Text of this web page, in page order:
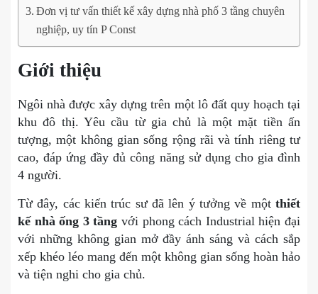
Đơn vị tư vấn thiết kế xây dựng nhà phố 3 tầng chuyên
nghiệp, uy tín P Const
Giới thiệu
Ngôi nhà được xây dựng trên một lô đất quy hoạch tại
khu đô thị. Yêu cầu từ gia chủ là một mặt tiền ấn
tượng, một không gian sống rộng rãi và tính riêng tư
cao, đáp ứng đầy đủ công năng sử dụng cho gia đình
4 người.
Từ đây, các kiến trúc sư đã lên ý tưởng về một thiết
kế nhà ống 3 tầng với phong cách Industrial hiện đại
với những không gian mở đầy ánh sáng và cách sắp
xếp khéo léo mang đến một không gian sống hoàn hảo
và tiện nghi cho gia chủ.